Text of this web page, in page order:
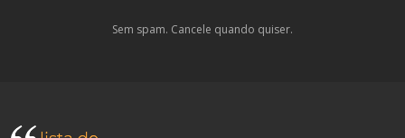
Sem spam. Cancele quando quiser.